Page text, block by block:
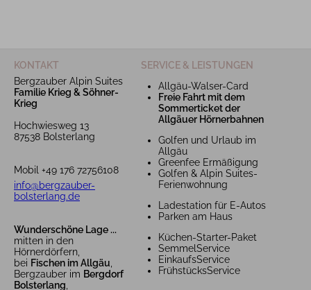
KONTAKT
Bergzauber Alpin Suites
Familie Krieg & Söhner-
Krieg
Hochwiesweg 13
87538 Bolsterlang
Mobil +49 176 72756108
info@bergzauber-
bolsterlang.de
Wunderschöne Lage ...
mitten in den
Hörnerdörfern,
bei Fischen im Allgäu
Bergzauber im Bergdorf
Bolsterlang
SERVICE & LEISTUNGEN
Allgäu-Walser-Card
Freie Fahrt mit dem
Sommerticket der
Allgäuer Hörnerbahnen
Golfen und Urlaub im
Allgäu
Greenfee Ermäßigung
Golfen & Alpin Suites-
Ferienwohnung
Ladestation für E-Autos
Parken am Haus
Küchen-Starter-Paket
SemmelService
EinkaufsService
FrühstücksService